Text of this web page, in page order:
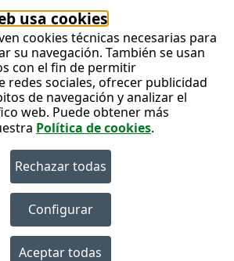
usa cookies
cookies técnicas necesarias para
su navegación. También se usan
con el fin de permitir
redes sociales, ofrecer publicidad
de navegación y analizar el
web. Puede obtener más
Política de cookies.